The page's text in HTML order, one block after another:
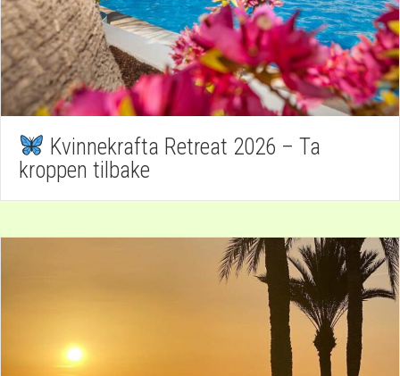
Kvinnekrafta Retreat 2026 – Ta
kroppen tilbake